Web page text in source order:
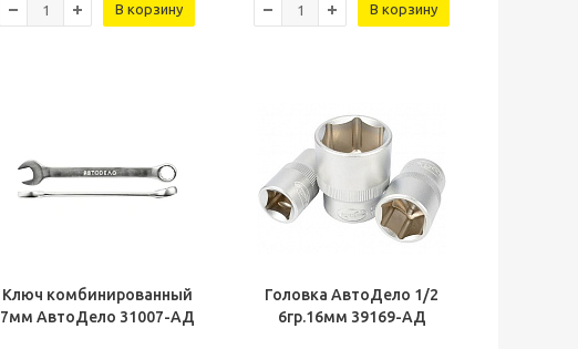
В корзину В корзину
Ключ комбинированный
7мм АвтоДело 31007-AД
Головка АвтоДело 1/2
6гр.16мм 39169-AД